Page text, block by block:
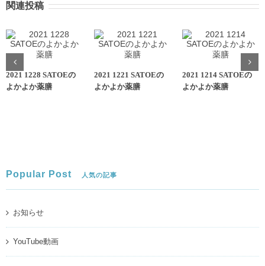
関連投稿
2021 1228 SATOEの
よかよか薬膳
2021 1221 SATOEの
よかよか薬膳
2021 1214 SATOEの
よかよか薬膳
Popular Post 人気の記事
お知らせ
YouTube動画